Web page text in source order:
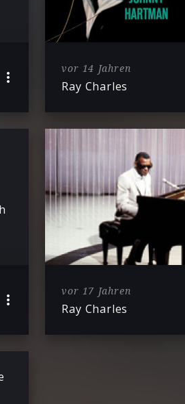
vor 14 Jahren
Ray Charles
vor 17 Jahren
Ray Charles